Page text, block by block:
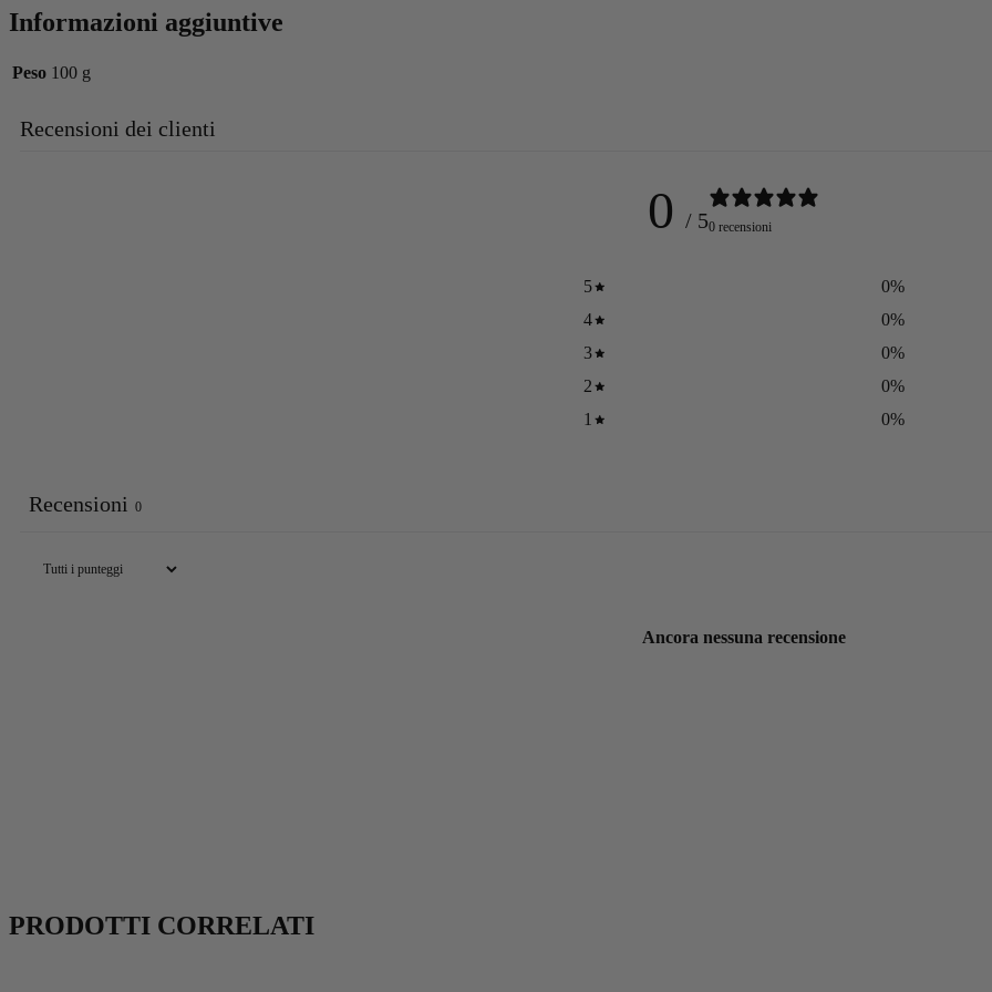
Informazioni aggiuntive
Peso 100 g
Recensioni dei clienti
0 / 50 recensioni
5 0%
4
0%
3
0%
2
0%
1
0%
Recensioni 0
Ancora nessuna recensione
PRODOTTI CORRELATI